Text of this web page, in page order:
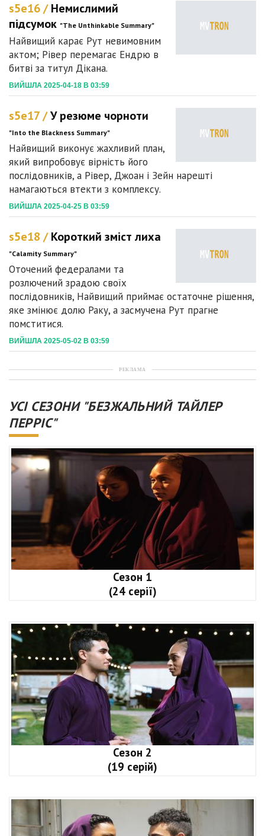
s5e16 /Немислимий
підсумок "The Unthinkable Summary"
Найвищий карає Рут невимовним
актом; Рівер перемагає Ендрю в
битві за титул Дікана.
ВИЙШЛА 2025-04-18 В 03:59
s5e17 /У резюме чорноти
"Into the Blackness Summary"
Найвищий виконує жахливий план,
який випробовує вірність його
послідовників, а Рівер, Джоан і Зейн нарешті
намагаються втекти з комплексу.
ВИЙШЛА 2025-04-25 В 03:59
s5e18 /Короткий зміст лиха
"Calamity Summary"
Оточений федералами та
розлючений зрадою своїх
послідовників, Найвищий приймає остаточне рішення,
яке змінює долю Раку, а засмучена Рут прагне
помститися.
ВИЙШЛА 2025-05-02 В 03:59
РЕКЛАМА
УСІ СЕЗОНИ "БЕЗЖАЛЬНИЙ ТАЙЛЕР
ПЕРРІС"
Сезон 1
(24 серії)
Сезон 2
(19 серій)